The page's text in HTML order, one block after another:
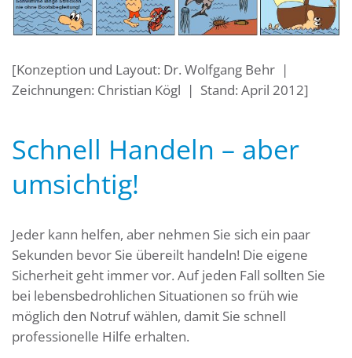
[Konzeption und Layout: Dr. Wolfgang Behr |
Zeichnungen: Christian Kögl | Stand: April 2012]
Schnell Handeln – aber
umsichtig!
Jeder kann helfen, aber nehmen Sie sich ein paar
Sekunden bevor Sie übereilt handeln! Die eigene
Sicherheit geht immer vor. Auf jeden Fall sollten Sie
bei lebensbedrohlichen Situationen so früh wie
möglich den Notruf wählen, damit Sie schnell
professionelle Hilfe erhalten.